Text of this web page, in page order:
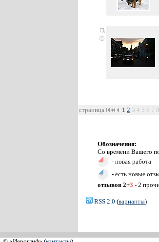
страница 1 2 3 4 5 6 7 8
Обозначения:
Со времени Вашего
- новая работа
- есть новые
отзывов 2+3 - 2
RSS 2.0 (варианты)